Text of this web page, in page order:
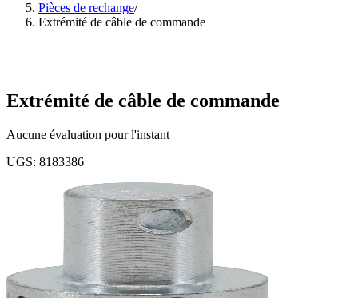
Pièces de rechange/
Extrémité de câble de commande
Extrémité de câble de commande
Aucune évaluation pour l'instant
UGS: 8183386